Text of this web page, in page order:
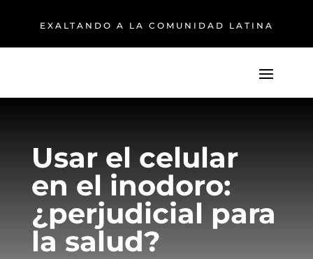
EXALTANDO A LA COMUNIDAD LATINA
Usar el celular
en el inodoro:
¿perjudicial para
la salud?